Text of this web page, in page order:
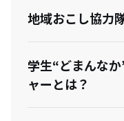
地域おこし協力
学生“どまんな
ャーとは？